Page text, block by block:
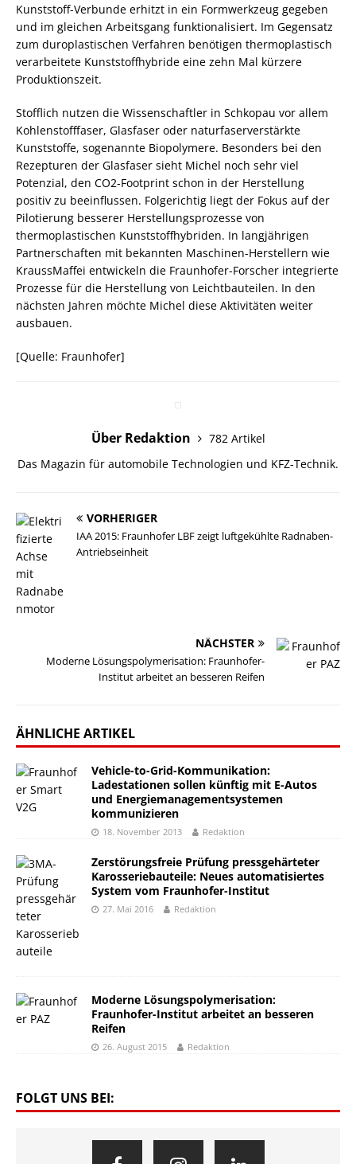
Kunststoff-Verbunde erhitzt in ein Formwerkzeug gegeben
und im gleichen Arbeitsgang funktionalisiert. Im Gegensatz
zum duroplastischen Verfahren benötigen thermoplastisch
verarbeitete Kunststoffhybride eine zehn Mal kürzere
Produktionszeit.
Stofflich nutzen die Wissenschaftler in Schkopau vor allem
Kohlenstofffaser, Glasfaser oder naturfaserverstärkte
Kunststoffe, sogenannte Biopolymere. Besonders bei den
Rezepturen der Glasfaser sieht Michel noch sehr viel
Potenzial, den CO2-Footprint schon in der Herstellung
positiv zu beeinflussen. Folgerichtig liegt der Fokus auf der
Pilotierung besserer Herstellungsprozesse von
thermoplastischen Kunststoffhybriden. In langjährigen
Partnerschaften mit bekannten Maschinen-Herstellern wie
KraussMaffei entwickeln die Fraunhofer-Forscher integrierte
Prozesse für die Herstellung von Leichtbauteilen. In den
nächsten Jahren möchte Michel diese Aktivitäten weiter
ausbauen.
[Quelle: Fraunhofer]
Über Redaktion
782 Artikel
Das Magazin für automobile Technologien und KFZ-Technik.
VORHERIGER
IAA 2015: Fraunhofer LBF zeigt luftgekühlte Radnaben-
Antriebseinheit
NÄCHSTER
Moderne Lösungspolymerisation: Fraunhofer-
Institut arbeitet an besseren Reifen
ÄHNLICHE ARTIKEL
Vehicle-to-Grid-Kommunikation:
Ladestationen sollen künftig mit E-Autos
und Energiemanagementsystemen
kommunizieren
18. November 2013 Redaktion
Zerstörungsfreie Prüfung pressgehärteter
Karosseriebauteile: Neues automatisiertes
System vom Fraunhofer-Institut
27. Mai 2016 Redaktion
Moderne Lösungspolymerisation:
Fraunhofer-Institut arbeitet an besseren
Reifen
26. August 2015 Redaktion
FOLGT UNS BEI: